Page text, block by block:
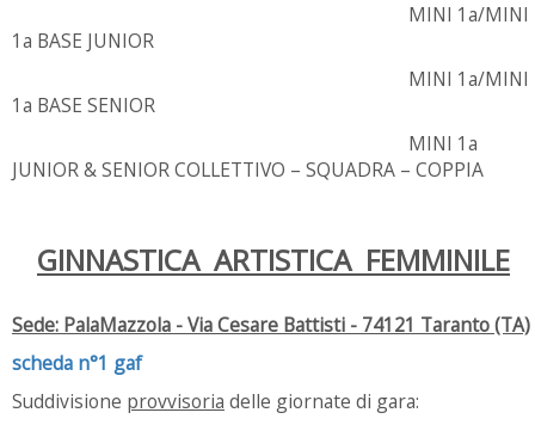
MINI 1a/MINI
1a BASE JUNIOR
MINI 1a/MINI
1a BASE SENIOR
MINI 1a
JUNIOR & SENIOR COLLETTIVO – SQUADRA – COPPIA
GINNASTICA ARTISTICA FEMMINILE
Sede: PalaMazzola - Via Cesare Battisti - 74121 Taranto (TA)
scheda n°1 gaf
Suddivisione provvisoria delle giornate di gara: